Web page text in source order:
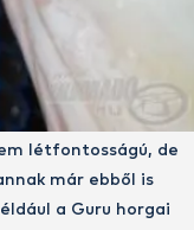
létfontosságú, de
már ebből is
a Guru horgai